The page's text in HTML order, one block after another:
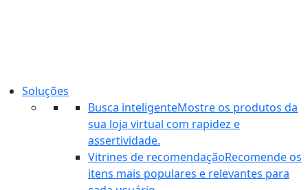
Soluções
Busca inteligenteMostre os produtos da
sua loja virtual com rapidez e
assertividade.
Vitrines de recomendaçãoRecomende os
itens mais populares e relevantes para